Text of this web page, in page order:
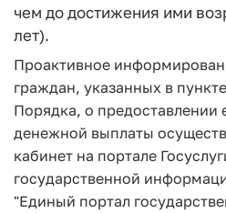
чем до достижения ими
лет).
Проактивное
граждан, указанных в
Порядка, о предоставлении
денежной выплаты
кабинет на портале
государственной
"Единый портал